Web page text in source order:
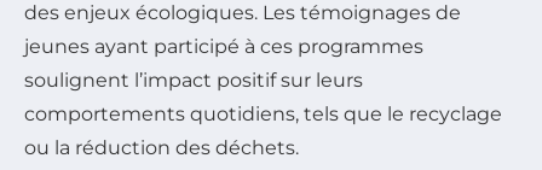
des enjeux écologiques. Les témoignages de
jeunes ayant participé à ces programmes
soulignent l’impact positif sur leurs
comportements quotidiens, tels que le recyclage
ou la réduction des déchets.